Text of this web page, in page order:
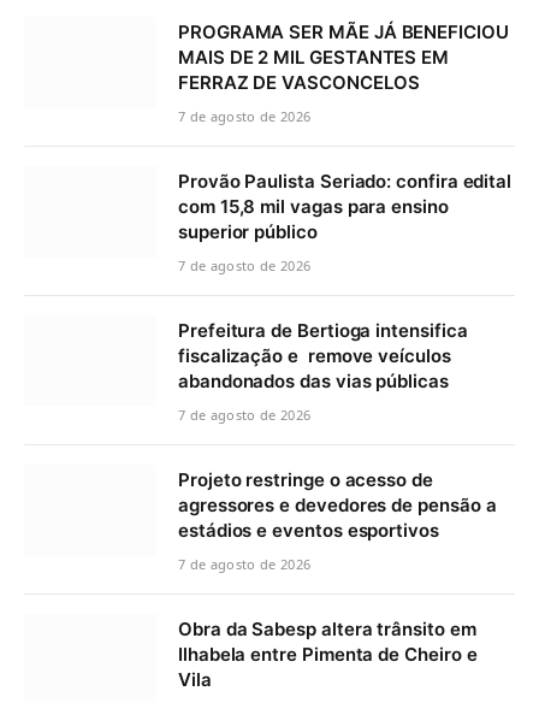
PROGRAMA SER MÃE JÁ BENEFICIOU
MAIS DE 2 MIL GESTANTES EM
FERRAZ DE VASCONCELOS
7 de agosto de 2026
Provão Paulista Seriado: confira edital
com 15,8 mil vagas para ensino
superior público
7 de agosto de 2026
Prefeitura de Bertioga intensifica
fiscalização e remove veículos
abandonados das vias públicas
7 de agosto de 2026
Projeto restringe o acesso de
agressores e devedores de pensão a
estádios e eventos esportivos
7 de agosto de 2026
Obra da Sabesp altera trânsito em
Ilhabela entre Pimenta de Cheiro e
Vila